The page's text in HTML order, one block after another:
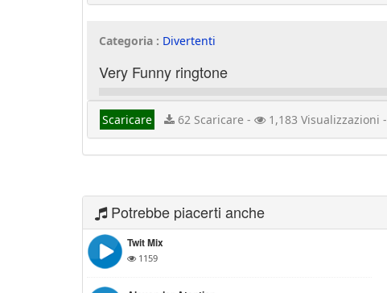
Categoria : Divertenti
Very Funny ringtone
Scaricare 62 Scaricare - 1,183 Visualizzazioni -
Potrebbe piacerti anche
Twit Mix
1159